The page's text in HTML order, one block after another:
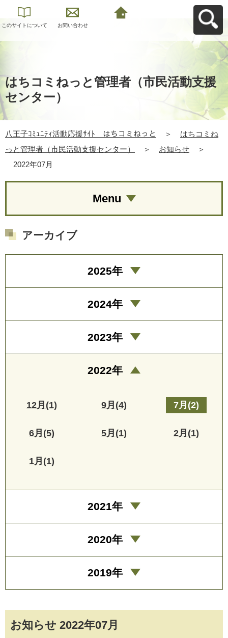
このサイトについて お問い合わせ
はちコミねっと管理者（市民活動支援
センター）
八王子ｺﾐｭﾆﾃｨ活動応援ｻｲﾄ はちコミねっと ＞
はちコミね
っと管理者（市民活動支援センター）
＞ お知らせ
＞
2022年07月
お知らせ 2022年07月
Menu
アーカイブ
2025年
2024年
2023年
2022年
12月(1) 9月(4) 7月(2)
6月(5) 5月(1) 2月(1)
1月(1)
2021年
2020年
2019年